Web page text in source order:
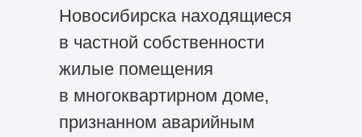
Новосибирска находящиеся
в частной собственности
жилые помещения
в многоквартирном доме,
признанном аварийным